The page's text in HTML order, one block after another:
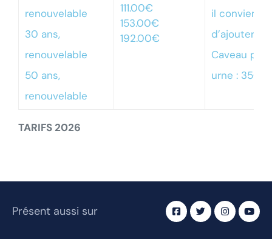
TARIFS 2026
renouvelable
30 ans,
renouvelable
50 ans,
renouvelable
111.00€
153.00€
192.00€
il
d’ajouter :
Caveau pour
urne :
Présent aussi sur